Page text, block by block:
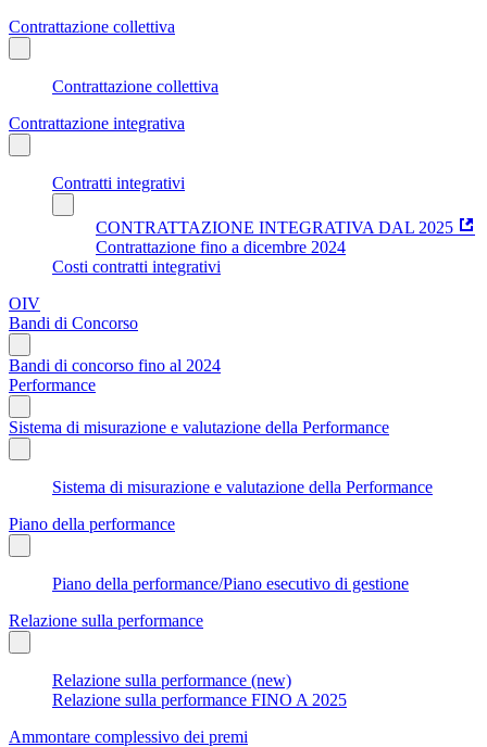
Contrattazione collettiva
Contrattazione collettiva
Contrattazione integrativa
Contratti integrativi
CONTRATTAZIONE INTEGRATIVA DAL 2025
Contrattazione fino a dicembre 2024
Costi contratti integrativi
OIV
Bandi di Concorso
Bandi di concorso fino al 2024
Performance
Sistema di misurazione e valutazione della Performance
Sistema di misurazione e valutazione della Performance
Piano della performance
Piano della performance/Piano esecutivo di gestione
Relazione sulla performance
Relazione sulla performance (new)
Relazione sulla performance FINO A 2025
Ammontare complessivo dei premi